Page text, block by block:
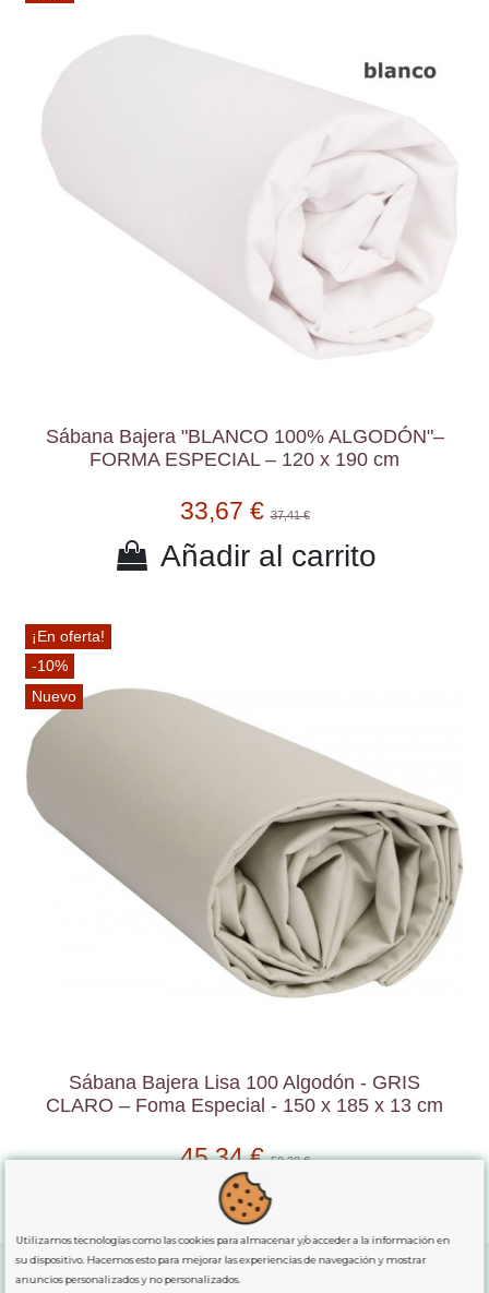
Sábana Bajera "BLANCO 100% ALGODÓN"–
FORMA ESPECIAL – 120 x 190 cm
33,67 €37,41 €
Añadir al carrito
¡En oferta!
-10%
Nuevo
Sábana Bajera Lisa 100 Algodón - GRIS
CLARO – Foma Especial - 150 x 185 x 13 cm
45,34 €50,38 €
Añadir al carrito
Utilizamos tecnologías como las cookies para almacenar y/o acceder a la información en
su dispositivo. Hacemos esto para mejorar las experiencias de navegación y mostrar
anuncios personalizados y no personalizados.